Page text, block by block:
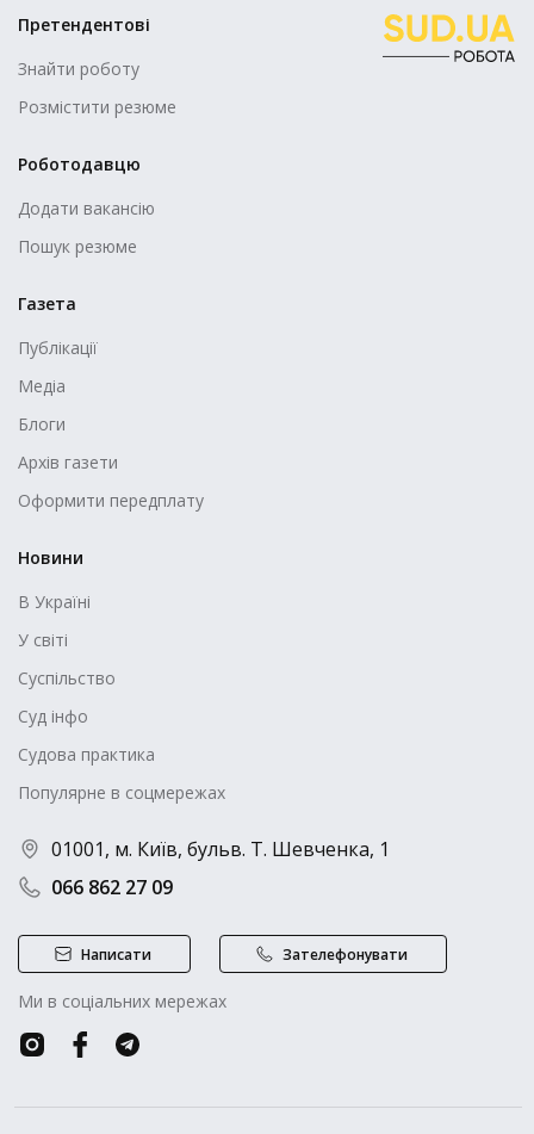
Претендентові
Знайти роботу
Розмістити резюме
Роботодавцю
Додати вакансію
Пошук резюме
Газета
Публікації
Медіа
Блоги
Архів газети
Оформити передплату
Новини
В Україні
У світі
Суспільство
Суд інфо
Судова практика
Популярне в соцмережах
066 862 27 09
01001, м. Київ, бульв. Т. Шевченка, 1
Написати Зателефонувати
Ми в соціальних мережах